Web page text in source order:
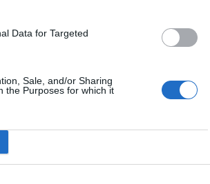
Data for Targeted
Sale, and/or Sharing
the Purposes for which it
Sport
hónapra
a Sepsi OSK